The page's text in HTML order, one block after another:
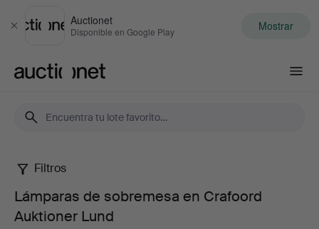
Cerrar
Auctionet
Disponible en Google Play Mostrar
Lámparas
de
Filtros
Lámparas de sobremesa en Crafoord
Auktioner Lund